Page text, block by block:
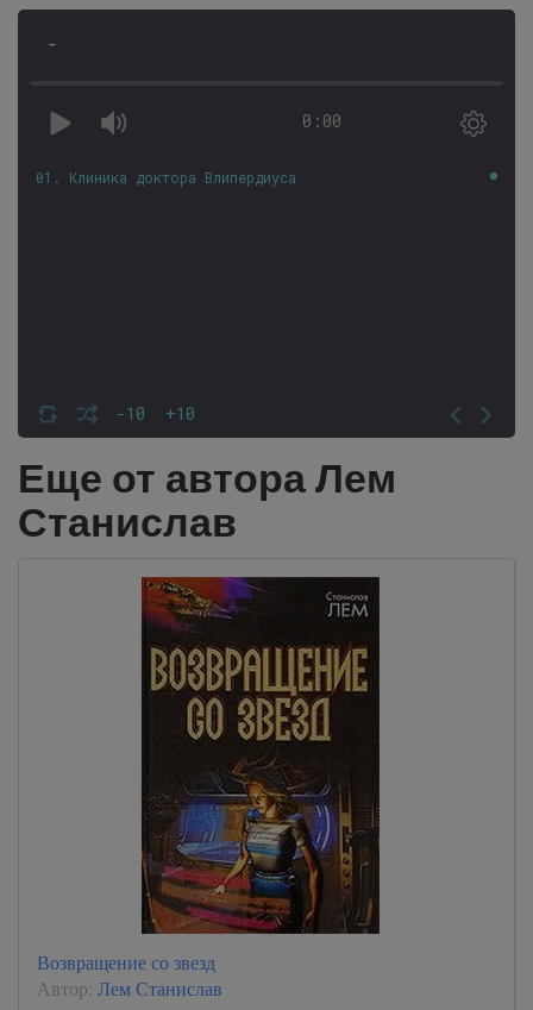
-
0:00
-10 +10
01. Клиника доктора Влипердиуса
Еще от автора Лем
Станислав
Возвращение со звезд
Автор: Лем Станислав